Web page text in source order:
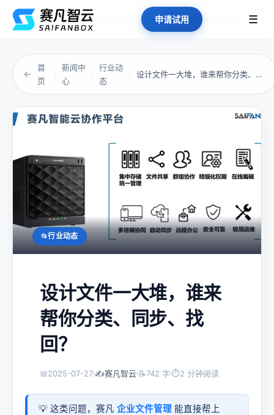
申请试用 ☰
←
首
页
›
新闻中
心
›
行业动
态
› 设计文件一大堆，谁来帮你分类、同步、找回？
行业动态
设计文件一大堆，谁来
帮你分类、同步、找
回？
📅2025-07-27 ✍️赛凡智云 📝742 字 ⏱2 分钟阅读
💡 这类问题，赛凡 企业文件管理 能直接帮上